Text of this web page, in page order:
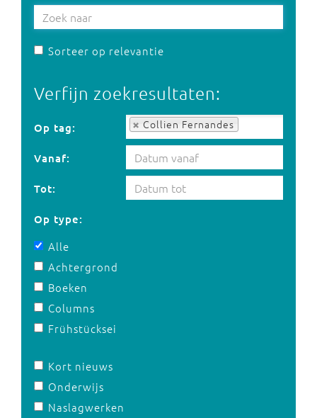
Sorteer op relevantie
Verfijn zoekresultaten:
Op tag: Collien Fernandes
Op tag:
Vanaf:
Tot:
Op type:
Alle
Achtergrond
Boeken
Columns
Frühstücksei
Kort nieuws
Onderwijs
Naslagwerken